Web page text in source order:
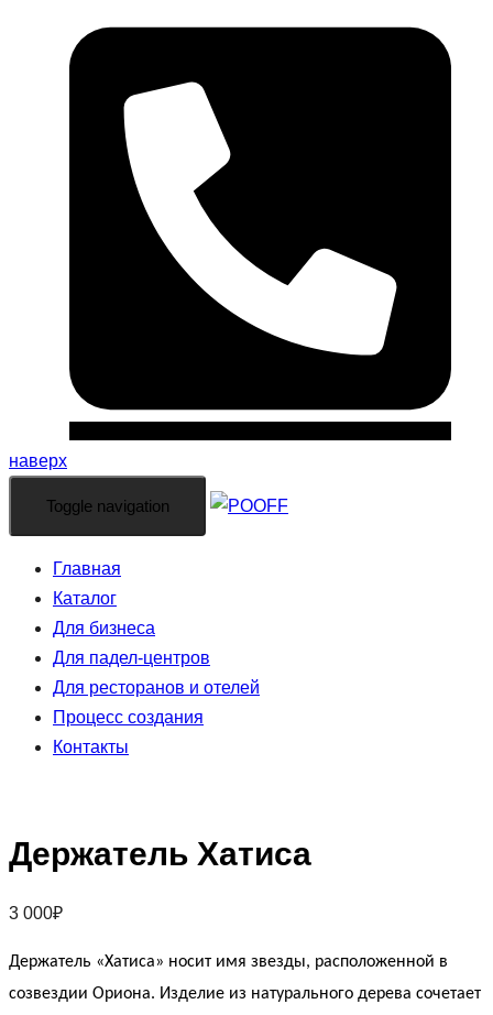
наверх
Toggle navigation
Главная
Каталог
Для бизнеса
Для падел-центров
Для ресторанов и отелей
Процесс создания
Контакты
Держатель Хатиса
3 000₽
Держатель «Хатиса» носит имя звезды, расположенной в
созвездии Ориона. Изделие из натурального дерева сочетает